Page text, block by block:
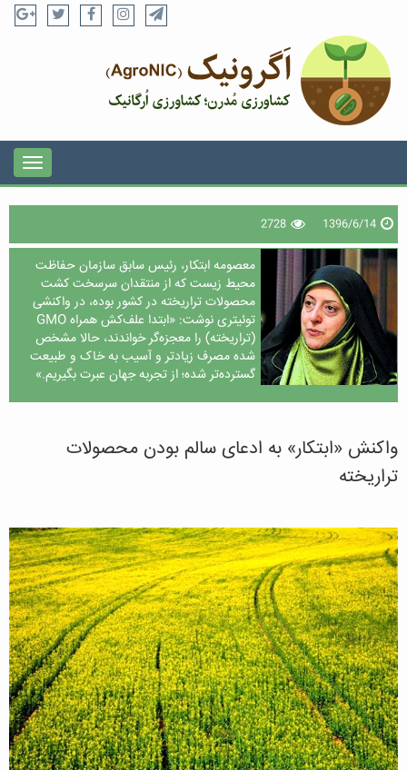
1396/6/14
2728
معصومه ابتکار، رئیس سابق سازمان حفاظت
محیط زیست که از منتقدان سرسخت کشت
محصولات تراریخته در کشور بوده، در واکنشی
توئیتری نوشت: «ابتدا علف‌کش همراه GMO
(تراریخته) را معجزه‌گر خواندند، حالا مشخص
شده مصرف زیادتر و آسیب به خاک و طبیعت
گسترده‌تر شده؛ از تجربه جهان عبرت بگیریم.»
واکنش «ابتکار» به ادعای سالم بودن محصولات
تراریخته